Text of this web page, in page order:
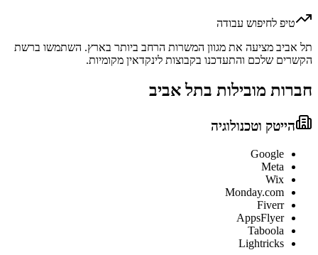
טיפ לחיפוש עבודה
תל אביב מציעה את מגוון המשרות הרחב ביותר בארץ. השתמשו ברשת
הקשרים שלכם והתעדכנו בקבוצות לינקדאין מקומיות.
חברות מובילות בתל אביב
הייטק וטכנולוגיה
Google
Meta
Wix
Monday.com
Fiverr
AppsFlyer
Taboola
Lightricks